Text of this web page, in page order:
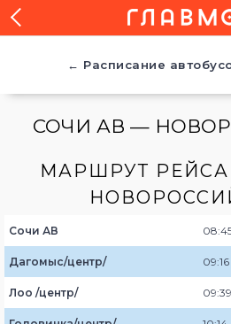
← Расписание
СОЧИ АВ —
МАРШРУТ
Сочи АВ
Дагомыс/центр/ 09:16
Лоо /центр/ 09:39